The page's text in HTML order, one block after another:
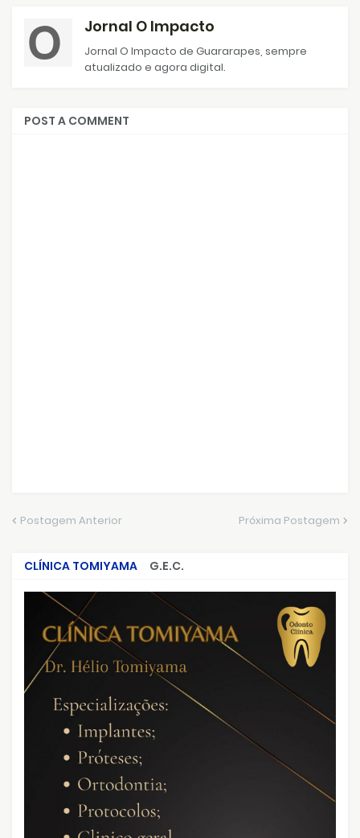
Jornal O Impacto
Jornal O Impacto de Guararapes, sempre
atualizado e agora digital.
POST A COMMENT
Postagem Anterior Próxima Postagem
CLÍNICA TOMIYAMA
G.E.C.
CRIMES QUE ABALARAM O BRASIL